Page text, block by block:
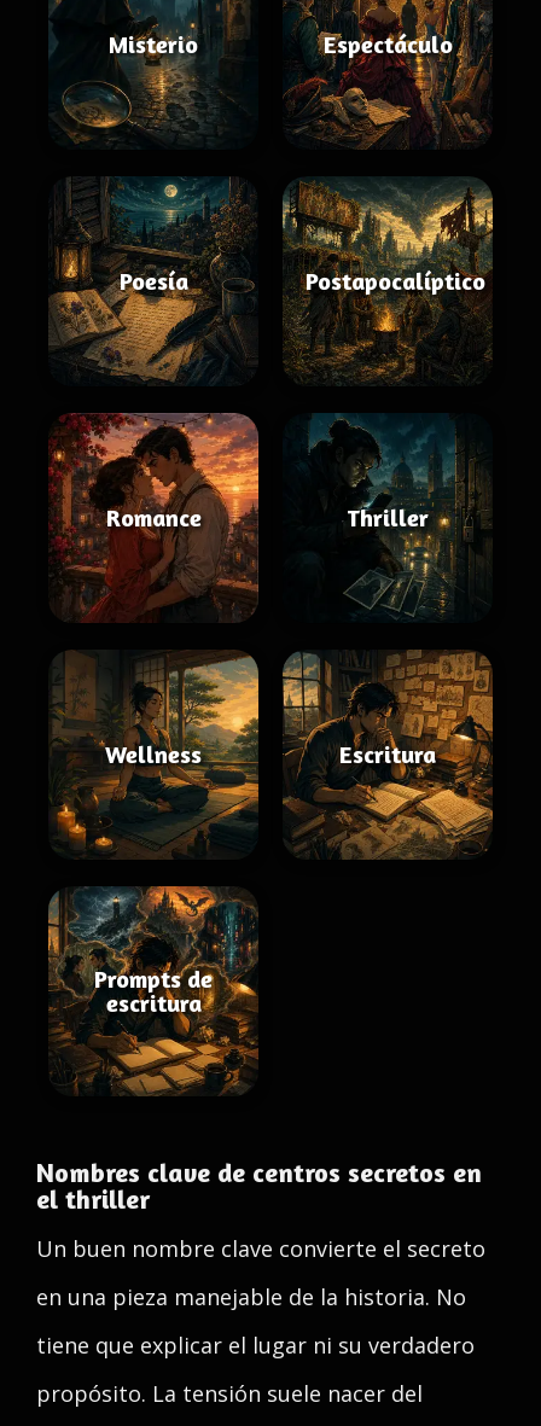
Misterio Espectáculo
Poesía Postapocalíptico
Romance Thriller
Wellness Escritura
Prompts de
escritura
Nombres clave de centros secretos en
el thriller
Un buen nombre clave convierte el secreto
en una pieza manejable de la historia. No
tiene que explicar el lugar ni su verdadero
propósito. La tensión suele nacer del